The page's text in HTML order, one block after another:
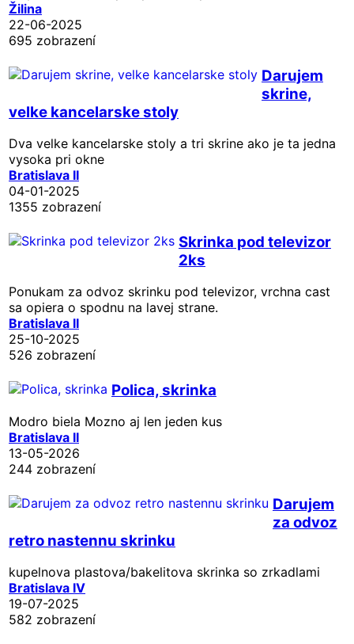
Žilina
22-06-2025
695 zobrazení
Darujem
skrine,
velke kancelarske stoly
Dva velke kancelarske stoly a tri skrine ako je ta jedna
vysoka pri okne
Bratislava II
04-01-2025
1355 zobrazení
Skrinka pod televizor
2ks
Ponukam za odvoz skrinku pod televizor, vrchna cast
sa opiera o spodnu na lavej strane.
Bratislava II
25-10-2025
526 zobrazení
Polica, skrinka
Modro biela Mozno aj len jeden kus
Bratislava II
13-05-2026
244 zobrazení
Darujem
za odvoz
retro nastennu skrinku
kupelnova plastova/bakelitova skrinka so zrkadlami
Bratislava IV
19-07-2025
582 zobrazení